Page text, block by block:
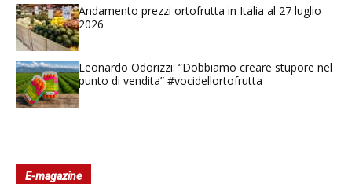
Andamento prezzi ortofrutta in Italia al 27 luglio
2026
Leonardo Odorizzi: “Dobbiamo creare stupore nel
punto di vendita” #vocidellortofrutta
E-magazine